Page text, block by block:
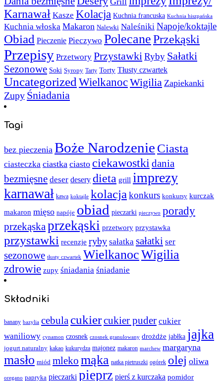
Karnawał Kasze Kolacja Kuchnia francuska Kuchnia hiszpańska
Kuchnia włoska Makaron Nalewki Naleśniki Napoje/koktajle
Obiad Pieczenie Pieczywo PolecanePrzekąski
Przepisy Przetwory PrzystawkiRyby Sałatki
Sezonowe Soki Syropy Tarty Torty Tłusty czwartek
UncategorizedWielkanocWigilia Zapiekanki
Zupy Śniadania
Tagi
bez pieczenia Boże Narodzenie Ciasta
ciasteczka ciastka ciasto ciekawostki dania
bezmięsne deser desery dieta grill imprezy
karnawał kawa koktajle kolacja konkurs konkursy kurczak
makaron mięso napóje obiad pieczarki pieczywo porady
przekąskaprzekąski przetwory przystawka
przystawki recenzje ryby sałatka sałatki ser
sezonowe tłusty czwartek WielkanocWigilia
zdrowie zupy śniadania śniadanie
Składniki
banany bazylia cebula cukiercukier puder cukier
waniliowy cynamon czosnek czosnek granulowany drożdże jabłka jajka
jogurt naturalny kakao kukurydza majonez makaron marchew margaryna
masło miód mleko mąka natka pietruszki ogórek olej oliwa
oregano papryka pieczarki pieprz pierś z kurczaka pomidor